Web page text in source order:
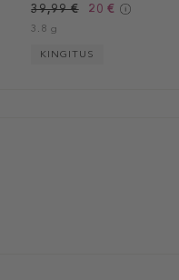
39,99 € 20 €
3.8 g
KINGITUS